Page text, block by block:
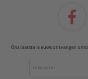
Ons laatste nieuws ontvangen